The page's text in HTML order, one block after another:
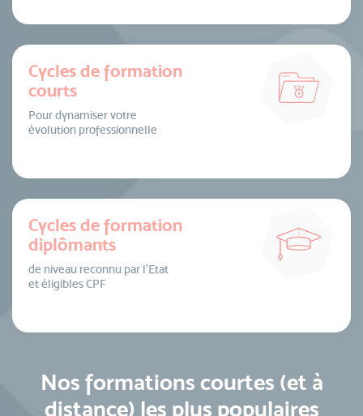
Cycles de formation
courts
Pour dynamiser votre
évolution professionnelle
Cycles de formation
diplômants
de niveau reconnu par l’Etat
et éligibles CPF
Nos formations courtes (et à
distance) les plus populaires